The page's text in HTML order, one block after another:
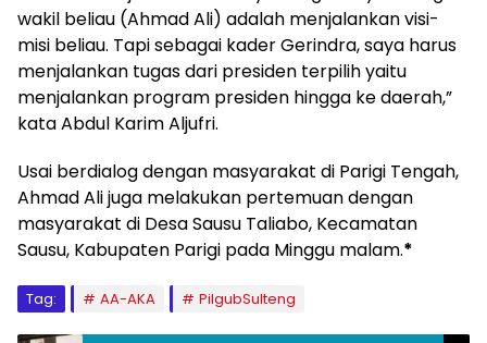
wakil beliau (Ahmad Ali) adalah menjalankan visi-
misi beliau. Tapi sebagai kader Gerindra, saya harus
menjalankan tugas dari presiden terpilih yaitu
menjalankan program presiden hingga ke daerah,”
kata Abdul Karim Aljufri.
Usai berdialog dengan masyarakat di Parigi Tengah,
Ahmad Ali juga melakukan pertemuan dengan
masyarakat di Desa Sausu Taliabo, Kecamatan
Sausu, Kabupaten Parigi pada Minggu malam.*
Tag: AA-AKA PilgubSulteng